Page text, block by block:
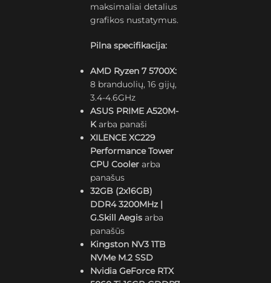
maksimaliai detalius
grafikos nustatymus.
Pilna specifikacija:
AMD Ryzen 7 5700X:
8 branduolių, 16 gijų,
3.4-4.6GHz
ASUS PRIME A520M-
Karba panaši
XILENCE XC229
Performance Tower
CPU Cooler arba
panašus
32GB (2x16GB)
DDR4 3200MHz |
G.Skill Aegis arba
panašūs
Kingston NV3 1TB
NVMe M.2 SSD
Nvidia GeForce RTX